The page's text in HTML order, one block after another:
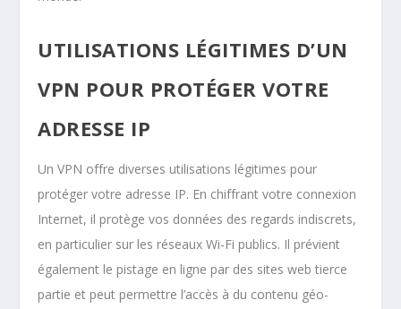
UTILISATIONS LÉGITIMES D’UN
VPN POUR PROTÉGER VOTRE
ADRESSE IP
Un VPN offre diverses utilisations légitimes pour
protéger votre adresse IP. En chiffrant votre connexion
Internet, il protège vos données des regards indiscrets,
en particulier sur les réseaux Wi-Fi publics. Il prévient
également le pistage en ligne par des sites web tierce
partie et peut permettre l’accès à du contenu géo-